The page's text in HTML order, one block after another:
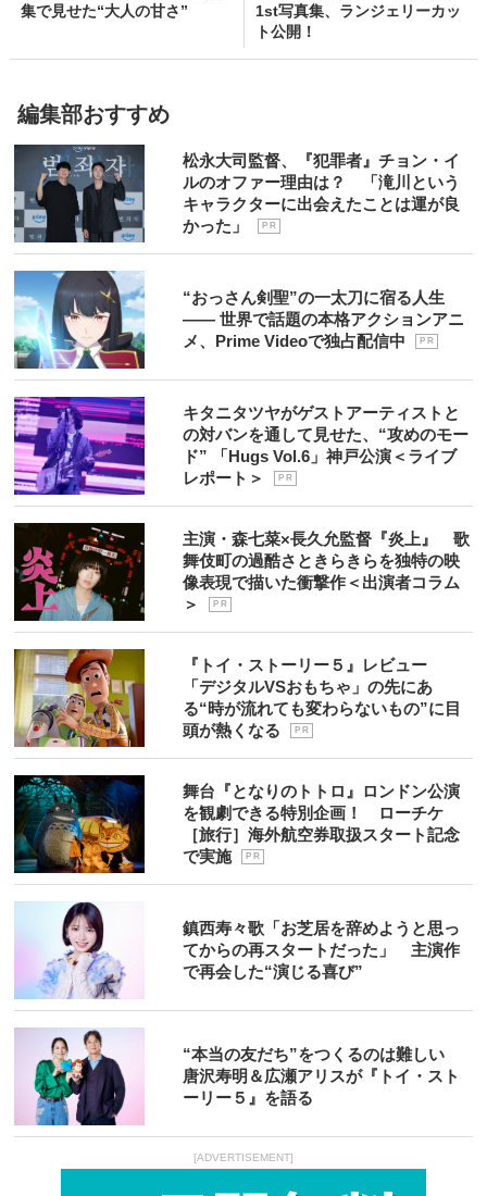
集で見せた“大人の甘さ”
1st写真集、ランジェリーカッ
ト公開！
編集部おすすめ
松永大司監督、『犯罪者』チョン・イ
ルのオファー理由は？ 「滝川という
キャラクターに出会えたことは運が良
かった」
P R
“おっさん剣聖”の一太刀に宿る人生
―― 世界で話題の本格アクションアニ
メ、Prime Videoで独占配信中
P R
キタニタツヤがゲストアーティストと
の対バンを通して見せた、“攻めのモー
ド” 「Hugs Vol.6」神戸公演＜ライブ
レポート＞
P R
主演・森七菜×長久允監督『炎上』 歌
舞伎町の過酷さときらきらを独特の映
像表現で描いた衝撃作＜出演者コラム
＞
P R
『トイ・ストーリー５』レビュー
「デジタルVSおもちゃ」の先にあ
る“時が流れても変わらないもの”に目
頭が熱くなる
P R
舞台『となりのトトロ』ロンドン公演
を観劇できる特別企画！ ローチケ
［旅行］海外航空券取扱スタート記念
で実施
P R
鎮西寿々歌「お芝居を辞めようと思っ
てからの再スタートだった」 主演作
で再会した“演じる喜び”
“本当の友だち”をつくるのは難しい
唐沢寿明＆広瀬アリスが『トイ・スト
ーリー５』を語る
[ADVERTISEMENT]